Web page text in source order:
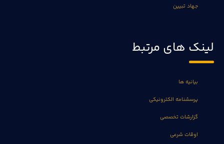
جهاد تبیین
لینک های مرتبط
بیانیه ها
پرسشنامه الکترونیکی
گزارشات تخصصی
اوقات شرعی